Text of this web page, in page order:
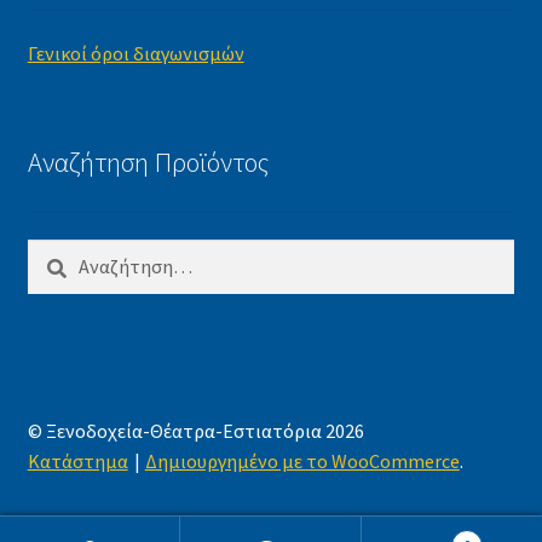
Γενικοί όροι διαγωνισμών
Αναζήτηση Προϊόντος
Αναζήτηση
© Ξενοδοχεία-Θέατρα-Εστιατόρια 2026
Κατάστημα
Δημιουργημένο με το WooCommerce.